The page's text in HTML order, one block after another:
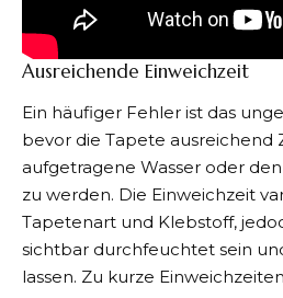
Ausreichende Einweichzeit
Ein häufiger Fehler ist das
bevor die Tapete ausreichend
aufgetragene Wasser oder
zu werden. Die Einweichzeit
Tapetenart und Klebstoff,
sichtbar durchfeuchtet sein
lassen. Zu kurze